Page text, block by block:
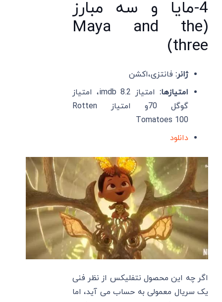
4-مایا و سه مبارز
(Maya and the
three)
ژانر: فانتزی،اکشن
امتیازها:
امتیاز imdb 8.2، امتیاز
گوگل 70و امتیاز Rotten
Tomatoes 100
دانلود
اگر چه این محصول نتفلیکس از نظر فنی
یک سریال معمولی به حساب می آید، اما